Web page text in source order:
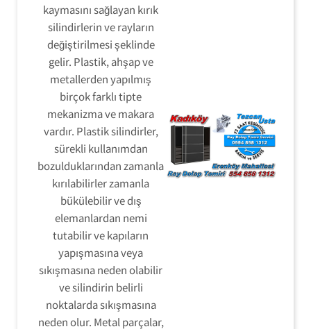
kaymasını sağlayan kırık
silindirlerin ve rayların
değiştirilmesi şeklinde
gelir. Plastik, ahşap ve
metallerden yapılmış
birçok farklı tipte
mekanizma ve makara
vardır. Plastik silindirler,
sürekli kullanımdan
bozulduklarından zamanla
kırılabilirler zamanla
bükülebilir ve dış
elemanlardan nemi
tutabilir ve kapıların
yapışmasına veya
sıkışmasına neden olabilir
ve silindirin belirli
noktalarda sıkışmasına
neden olur. Metal parçalar,